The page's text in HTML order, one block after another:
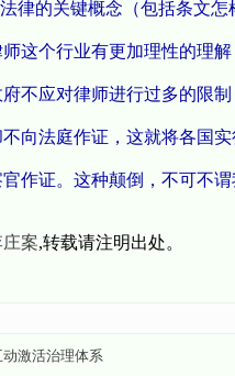
的关键概念（包括条文怎
这个行业有更加理性的理
不应对律师进行过多的限
向法庭作证，这就将各国
作证。这种颠倒，不可不
案,转载请注明出处。
激活治理体系